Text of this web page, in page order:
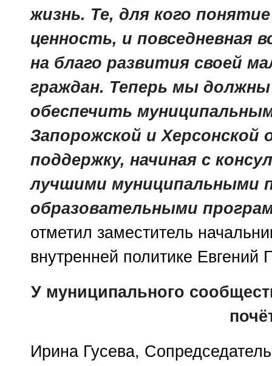
жизнь. Те, для кого
ценность, и повседневная
на благо развития своей
граждан. Теперь мы
обеспечить
Запорожской и
поддержку, начиная с
лучшими муниципальными
образовательными
отметил заместитель
внутренней политике Евгений
У муниципального
Ирина Гусева,